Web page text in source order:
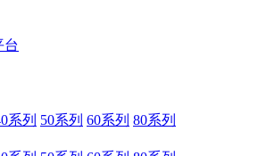
台
系列 50系列 60系列 80系列